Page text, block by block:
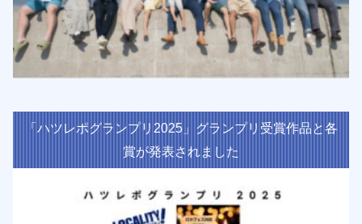
「ハツレポグランプリ2025」グランプリ受賞作品と各
賞が発表されました